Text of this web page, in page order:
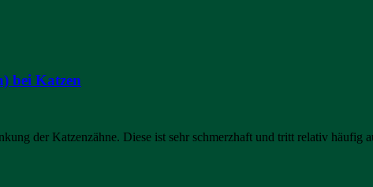
bei Katzen
der Katzenzähne. Diese ist sehr schmerzhaft und tritt relativ häufig